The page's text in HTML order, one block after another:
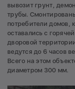
вывозит грунт,
трубы.
потребители домов,
оставались с
дворовой
ведутся до 6 часов
Всего на этом
диаметром 300 мм.